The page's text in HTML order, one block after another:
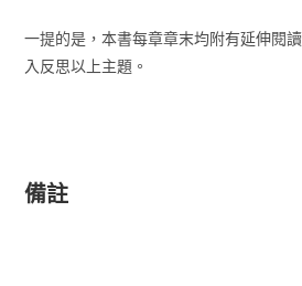
一提的是，本書每章章末均附有延伸閱
入反思以上主題。
備註